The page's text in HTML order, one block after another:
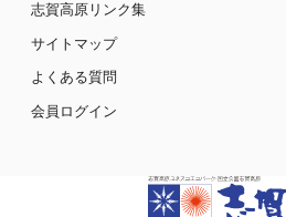
志賀高原リンク集
サイトマップ
よくある質問
会員ログイン